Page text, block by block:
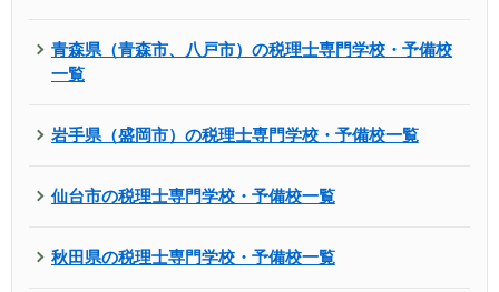
青森県（青森市、八戸市）の税理士専門学校・予備校
一覧
岩手県（盛岡市）の税理士専門学校・予備校一覧
仙台市の税理士専門学校・予備校一覧
秋田県の税理士専門学校・予備校一覧